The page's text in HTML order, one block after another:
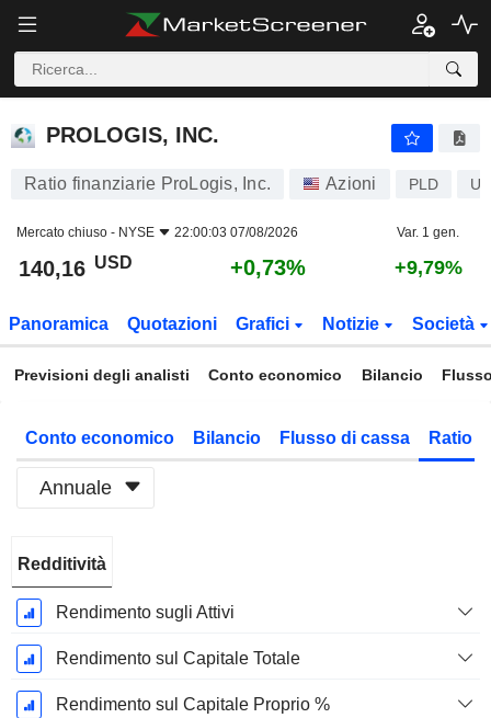
PROLOGIS, INC.
PROLOGIS, INC.
Ratio finanziarie ProLogis, Inc. Azioni PLD
Mercato chiuso - NYSE 22:00:03 07/08/2026 Var. 1 gen.
140,16 USD +0,73% +9,79%
Panoramica Quotazioni Grafici Notizie Società
Previsioni degli analisti Conto economico Bilancio
Conto economico Bilancio Flusso di cassa Ratio
Annuale
Fiscale:
Dicembre
Redditività
Rendimento sugli Attivi
Rendimento sul Capitale Totale
Rendimento sul Capitale Proprio %